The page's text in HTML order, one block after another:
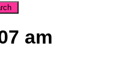
am